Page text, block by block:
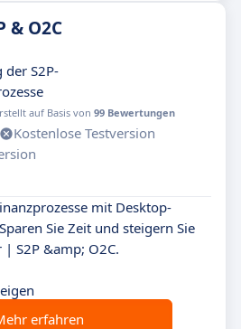
& O2C
S2P-
auf Basis von 99 Bewertungen
Kostenlose Testversion
mit Desktop-
Sie Zeit und steigern Sie
S2P &amp; O2C.
erfahren